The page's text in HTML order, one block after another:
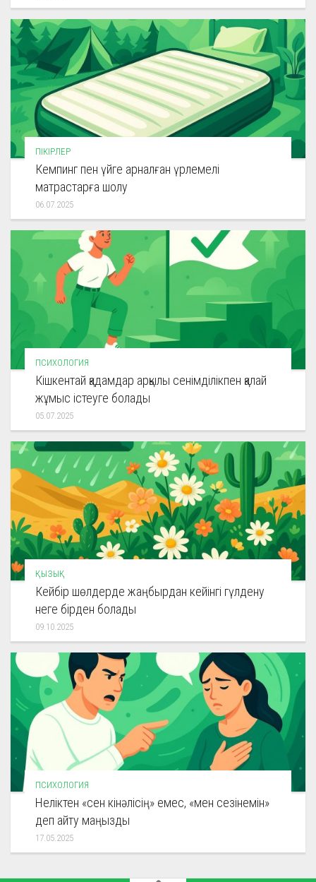
ПІКІРЛЕР
Кемпинг пен үйге арналған үрлемелі
матрастарға шолу
06.07.2025
ПСИХОЛОГИЯ
Кішкентай қадамдар арқылы сенімділікпен қалай
жұмыс істеуге болады
05.07.2025
ҚЫЗЫҚ
Кейбір шөлдерде жаңбырдан кейінгі гүлдену
неге бірден болады
09.10.2025
ПСИХОЛОГИЯ
Неліктен «сен кінәлісің» емес, «мен сезінемін»
деп айту маңызды
17.05.2025